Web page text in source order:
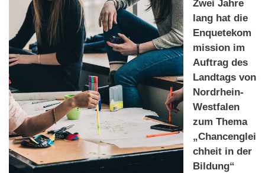
Zwei Jahre
lang hat die
Enquetekom
mission im
Auftrag des
Landtags von
Nordrhein-
Westfalen
zum Thema
„Chancenglei
chheit in der
Bildung“